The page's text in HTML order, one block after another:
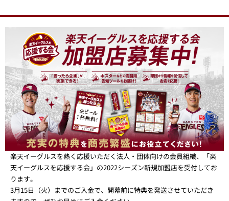
楽天イーグルスを熱く応援いただく法人・団体向けの会員組織、「楽
天イーグルスを応援する会」の2022シーズン新規加盟店を受付してお
ります。
3月15日（火）までのご入金で、開幕前に特典を発送させていただき